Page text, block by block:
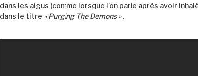
dans les aigus (comme lorsque l’on parle après avoir
dans le titre « Purging The Demons ».